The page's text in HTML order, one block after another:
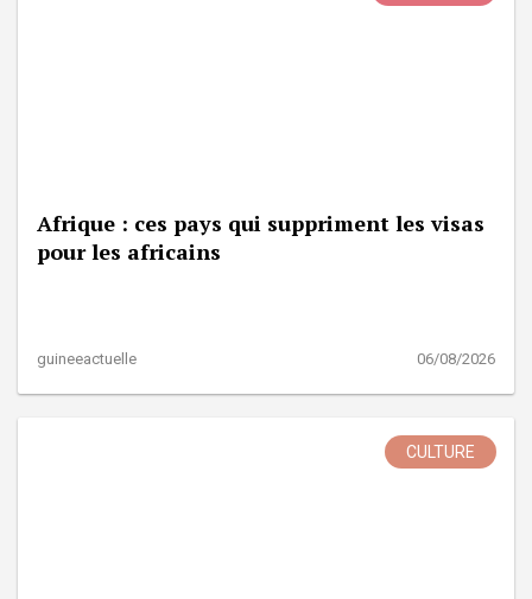
Afrique : ces pays qui suppriment les visas
pour les africains
guineeactuelle 06/08/2026
CULTURE